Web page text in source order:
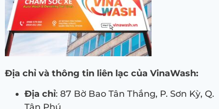
Địa chỉ và thông tin liên lạc của VinaWash:
Địa chỉ: 87 Bờ Bao Tân Thắng, P. Sơn Kỳ, Q.
Tân Phú